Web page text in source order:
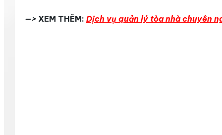
—> XEM THÊM: Dịch vụ quản lý tòa nhà chuyên